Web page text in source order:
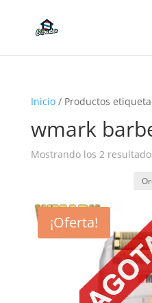
Inicio/ Productos
wmark
Mostrando los 2
¡Oferta!